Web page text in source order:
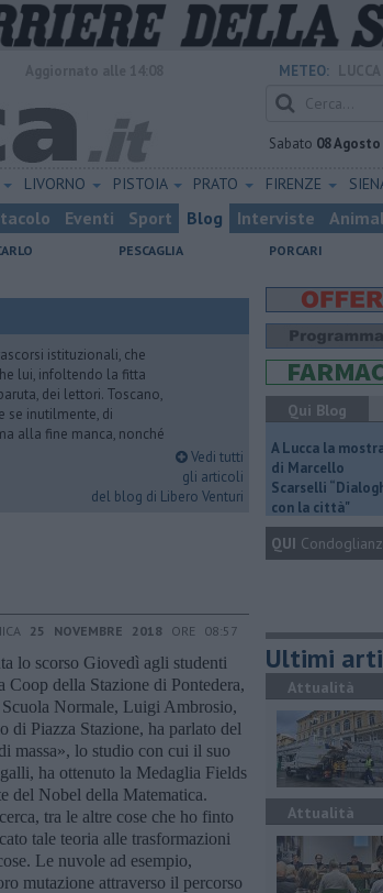
METEO:
Sabato 08
LIVORNO PISTOIA PRATO FIRENZE
Eventi Sport Blog Interviste
PESCAGLIA PORCARI
istituzionali, che
lui, infoltendo la fitta
dei lettori. Toscano,
se inutilmente, di
alla fine manca, nonché
Vedi tutti
gli articoli
del blog di Libero Venturi
25 NOVEMBRE 2018 ORE 08:57
lo scorso Giovedì agli studenti
Coop della Stazione di Pontedera,
Normale, Luigi Ambrosio,
di Piazza Stazione, ha parlato del
massa», lo studio con cui il suo
ha ottenuto la Medaglia Fields
del Nobel della Matematica.
tra le altre cose che ho finto
tale teoria alle trasformazioni
Le nuvole ad esempio,
mutazione attraverso il percorso
Qui Blog
A Lucca la
di Marcello
Scarselli
con la città"
QUI
Ultimi
Attualità
Attualità